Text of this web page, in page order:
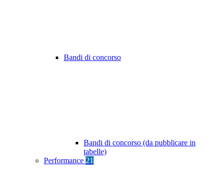
Bandi di concorso
Bandi di concorso (da pubblicare in
tabelle)
Performance 21